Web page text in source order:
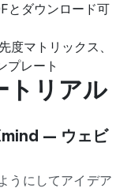
とダウンロード可
マトリックス、
プレート
トリアル
— ウェビ
うにしてアイデア